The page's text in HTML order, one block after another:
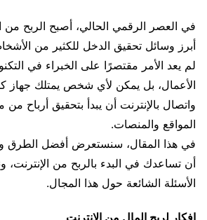
في العصر الرقمي الحالي، أصبح الربح من
أبرز وسائل تحقيق الدخل للكثير من
لم يعد الأمر مقتصرًا على الخبراء في
الأعمال، بل يمكن لأي شخص يمتلك جهاز
واتصال بالإنترنت أن يبدأ بتحقيق أرباح
المواقع والمنصات.
في هذا المقال، سنستعرض أفضل الطرق
أن تساعدك في البدء بالربح من
الأسئلة الشائعة حول هذا المجال.